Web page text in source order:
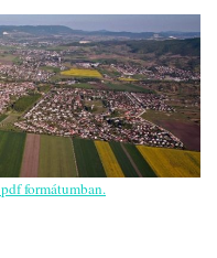
formátumban.